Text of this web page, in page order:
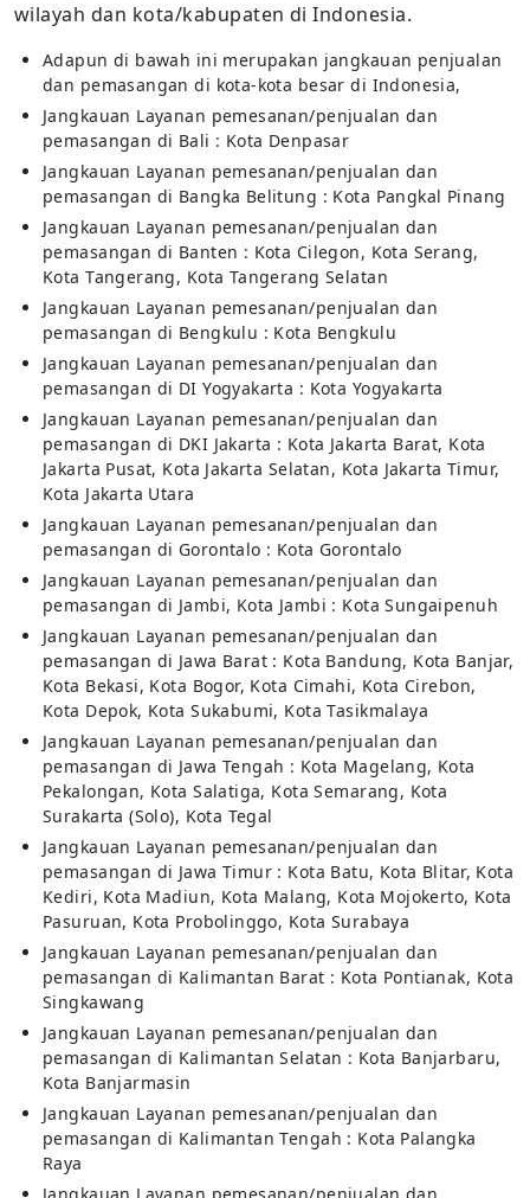
wilayah dan kota/kabupaten di Indonesia.
Adapun di bawah ini merupakan jangkauan penjualan
dan pemasangan di kota-kota besar di Indonesia,
Jangkauan Layanan pemesanan/penjualan dan
pemasangan di Bali : Kota Denpasar
Jangkauan Layanan pemesanan/penjualan dan
pemasangan di Bangka Belitung : Kota Pangkal Pinang
Jangkauan Layanan pemesanan/penjualan dan
pemasangan di Banten : Kota Cilegon, Kota Serang,
Kota Tangerang, Kota Tangerang Selatan
Jangkauan Layanan pemesanan/penjualan dan
pemasangan di Bengkulu : Kota Bengkulu
Jangkauan Layanan pemesanan/penjualan dan
pemasangan di DI Yogyakarta : Kota Yogyakarta
Jangkauan Layanan pemesanan/penjualan dan
pemasangan di DKI Jakarta : Kota Jakarta Barat, Kota
Jakarta Pusat, Kota Jakarta Selatan, Kota Jakarta Timur,
Kota Jakarta Utara
Jangkauan Layanan pemesanan/penjualan dan
pemasangan di Gorontalo : Kota Gorontalo
Jangkauan Layanan pemesanan/penjualan dan
pemasangan di Jambi, Kota Jambi : Kota Sungaipenuh
Jangkauan Layanan pemesanan/penjualan dan
pemasangan di Jawa Barat : Kota Bandung, Kota Banjar,
Kota Bekasi, Kota Bogor, Kota Cimahi, Kota Cirebon,
Kota Depok, Kota Sukabumi, Kota Tasikmalaya
Jangkauan Layanan pemesanan/penjualan dan
pemasangan di Jawa Tengah : Kota Magelang, Kota
Pekalongan, Kota Salatiga, Kota Semarang, Kota
Surakarta (Solo), Kota Tegal
Jangkauan Layanan pemesanan/penjualan dan
pemasangan di Jawa Timur : Kota Batu, Kota Blitar, Kota
Kediri, Kota Madiun, Kota Malang, Kota Mojokerto, Kota
Pasuruan, Kota Probolinggo, Kota Surabaya
Jangkauan Layanan pemesanan/penjualan dan
pemasangan di Kalimantan Barat : Kota Pontianak, Kota
Singkawang
Jangkauan Layanan pemesanan/penjualan dan
pemasangan di Kalimantan Selatan : Kota Banjarbaru,
Kota Banjarmasin
Jangkauan Layanan pemesanan/penjualan dan
pemasangan di Kalimantan Tengah : Kota Palangka
Raya